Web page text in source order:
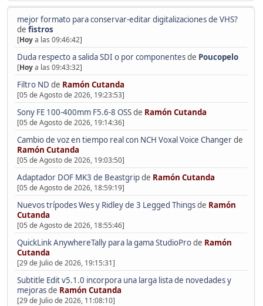
mejor formato para conservar-editar digitalizaciones de VHS?
de fistros
[Hoya las 09:46:42]
Duda respecto a salida SDI o por componentesde Poucopelo
[Hoya las 09:43:32]
Filtro ND de Ramón Cutanda
[05 de Agosto de 2026, 19:23:53]
Sony FE 100-400mm F5.6-8 OSSde Ramón Cutanda
[05 de Agosto de 2026, 19:14:36]
Cambio de voz en tiempo real con NCH Voxal Voice Changerde
Ramón Cutanda
[05 de Agosto de 2026, 19:03:50]
Adaptador DOF MK3 de Beastgripde Ramón Cutanda
[05 de Agosto de 2026, 18:59:19]
Nuevos trípodes Wes y Ridley de 3 Legged Thingsde Ramón
Cutanda
[05 de Agosto de 2026, 18:55:46]
QuickLink AnywhereTally para la gama StudioProde Ramón
Cutanda
[29 de Julio de 2026, 19:15:31]
Subtitle Edit v5.1.0 incorpora una larga lista de novedades y
mejorasde Ramón Cutanda
[29 de Julio de 2026, 11:08:10]